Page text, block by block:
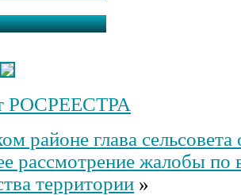
РОСРЕЕСТРА
районе глава
рассмотрение жалобы по
территории »